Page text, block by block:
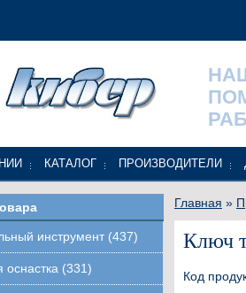
КАТАЛОГ ПРОИЗВОДИТЕЛИ
инструмент (437)
оснастка (331)
Главная »
Ключ
Код